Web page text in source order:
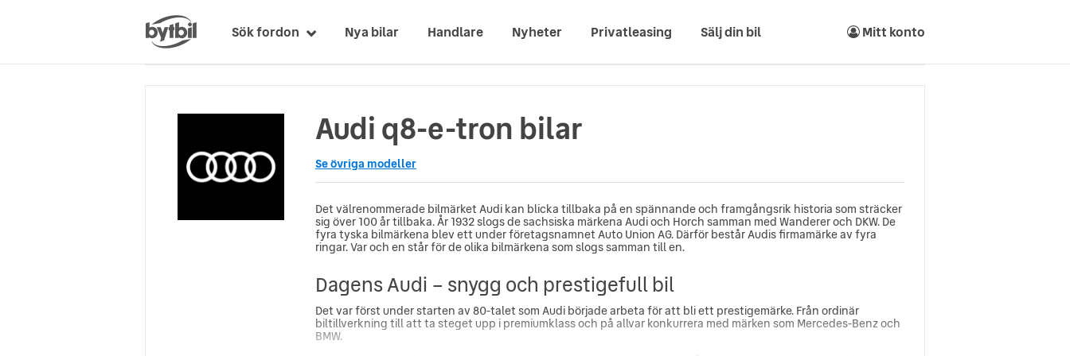
Sök fordon Nya bilar Handlare Nyheter Privatleasing Sälj din bil Mitt konto
Audi q8-e-tron bilar
Se övriga modeller
Det välrenommerade bilmärket Audi kan blicka tillbaka på en spännande och framgångsrik historia som sträcker
sig över 100 år tillbaka. År 1932 slogs de sachsiska märkena Audi och Horch samman med Wanderer och DKW. De
fyra tyska bilmärkena blev ett under företagsnamnet Auto Union AG. Därför består Audis firmamärke av fyra
ringar. Var och en står för de olika bilmärkena som slogs samman till en.
Dagens Audi – snygg och prestigefull bil
Det var först under starten av 80-talet som Audi började arbeta för att bli ett prestigemärke. Från ordinär
biltillverkning till att ta steget upp i premiumklass och på allvar konkurrera med märken som Mercedes-Benz och
BMW.